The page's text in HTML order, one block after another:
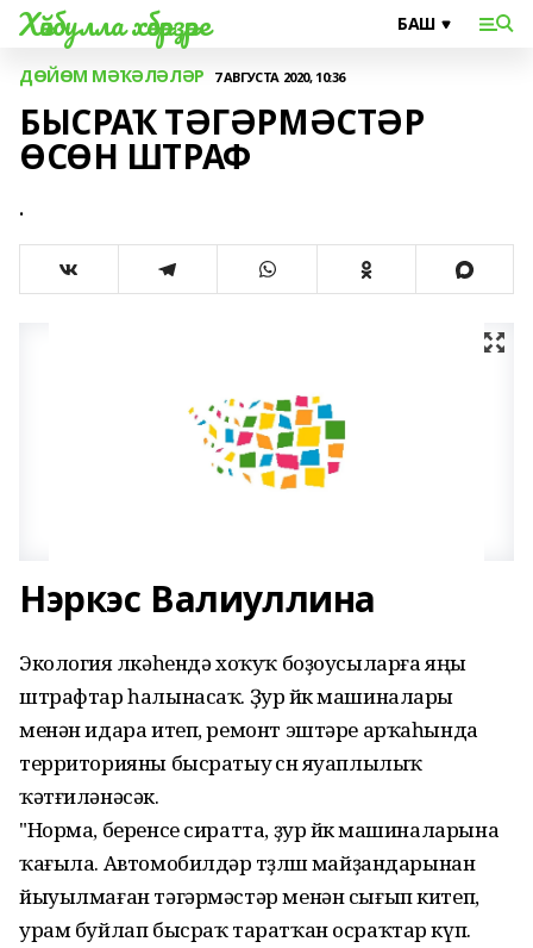
Хәйбулла хәбәрҙәре
ДӨЙӨМ МӘҠӘЛӘЛӘР 7 АВГУСТА 2020, 10:36
БЫСРАҠ ТӘГӘРМӘСТӘР
ӨСӨН ШТРАФ
.
Нэркэс Валиуллина
Экология өлкәһендә хоҡуҡ боҙоусыларға яңы
штрафтар һалынасаҡ. Ҙур йөк машиналары
менән идара итеп, ремонт эштәре арҡаһында
территорияны бысратыу өсөн яуаплылыҡ
ҡәтғиләнәсәк.
"Норма, беренсе сиратта, ҙур йөк машиналарына
ҡағыла. Автомобилдәр төҙөлөш майҙандарынан
йыуылмаған тәгәрмәстәр менән сығып китеп,
урам буйлап бысраҡ таратҡан осраҡтар күп.